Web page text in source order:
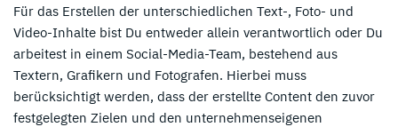
Für das Erstellen der unterschiedlichen Text-, Foto- und
Video-Inhalte bist Du entweder allein verantwortlich oder Du
arbeitest in einem Social-Media-Team, bestehend aus
Textern, Grafikern und Fotografen. Hierbei muss
berücksichtigt werden, dass der erstellte Content den zuvor
festgelegten Zielen und den unternehmenseigenen